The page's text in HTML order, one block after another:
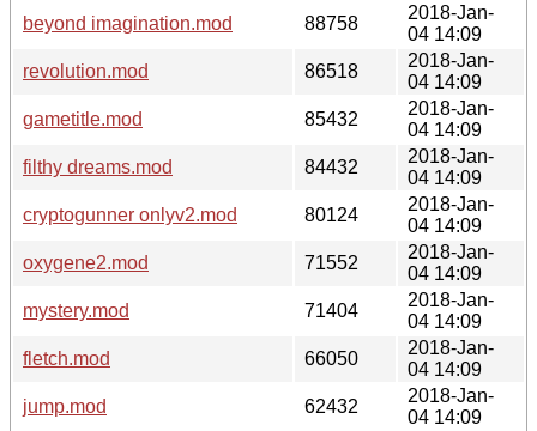
beyond imagination.mod
88758
2018-Jan-
04 14:09
revolution.mod
86518
2018-Jan-
04 14:09
gametitle.mod
85432
2018-Jan-
04 14:09
filthy dreams.mod
84432
2018-Jan-
04 14:09
cryptogunner onlyv2.mod
80124
2018-Jan-
04 14:09
oxygene2.mod
71552
2018-Jan-
04 14:09
mystery.mod
71404
2018-Jan-
04 14:09
fletch.mod
66050
2018-Jan-
04 14:09
jump.mod
62432
2018-Jan-
04 14:09